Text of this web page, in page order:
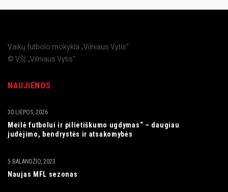
Vaikų futbolo mokykla „Vilniaus Vytis“
© VŠĮ „Vilniaus Vytis“
NAUJIENOS
Meilė futbolui ir pilietiškumo ugdymas“ – daugiau
judėjimo, bendrystės ir atsakomybės
30 LIEPOS, 2026
Naujas MFL sezonas
5 BALANDŽIO, 2023